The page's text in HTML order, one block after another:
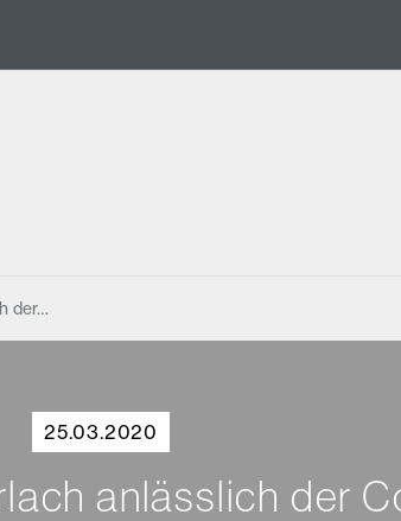
der…
25.03.2020
anlässlich der